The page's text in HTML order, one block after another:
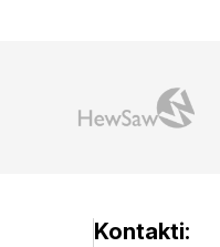
Kontakti: